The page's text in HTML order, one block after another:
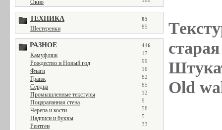
Окно
ТЕХНИКА 85
Шестеренки 85
РАЗНОЕ 416
Камуфляж 17
Рождество и Новый год 99
Флаги 16
Гранж 82
Сердца 85
Промышленные текстуры 12
Поцарапанная стена 9
Черепа и кости 58
Надписи и буквы 5
Рентген 33
Old